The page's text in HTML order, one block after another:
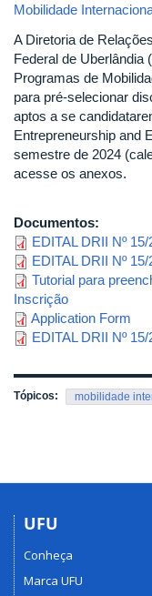
Mobilidade
A Diretoria de
Federal de Uberlândia
Programas de
para pré-selecionar
aptos a se
Entrepreneurship and
semestre de 2024
acesse os anexos.
Documentos:
EDITAL DRII Nº 15/
EDITAL DRII Nº
Tutorial para
Inscrição
Application Form
EDITAL DRII Nº
Tópicos: mobilidade
UFU
Conheça
Marca UFU